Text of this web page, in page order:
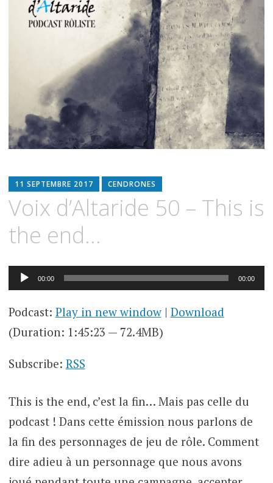
11 SEPTEMBRE 2017 CENDRONES
Voix d’Altaride 50 – This is
the end…
Lecteur
audio
00:00 00:00
Podcast: Play in new window| Download
(Duration: 1:45:23 — 72.4MB)
Subscribe: RSS
This is the end, c’est la fin… Mais pas celle du
podcast ! Dans cette émission nous parlons de
la fin des personnages de jeu de rôle. Comment
dire adieu à un personnage que nous avons